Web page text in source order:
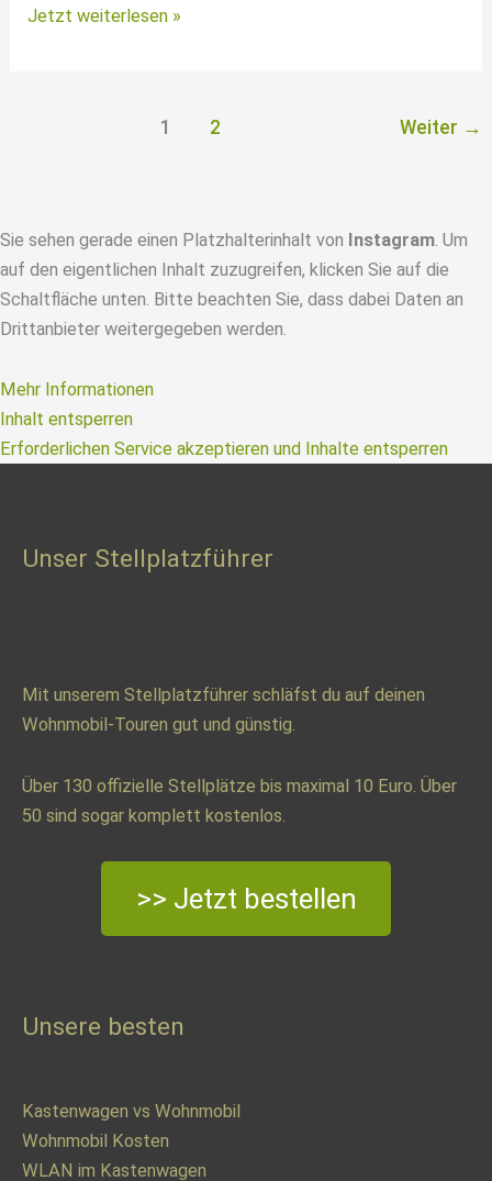
Croozer
Peppa
–
Jokke
–
1074
KM
Test
Jetzt weiterlesen »
1 2 Weiter →
Sie sehen gerade einen Platzhalterinhalt von Instagram . Um
auf den eigentlichen Inhalt zuzugreifen, klicken Sie auf die
Schaltfläche unten. Bitte beachten Sie, dass dabei Daten an
Drittanbieter weitergegeben werden.
Mehr Informationen
Inhalt entsperren
Erforderlichen Service akzeptieren und Inhalte entsperren
Unser Stellplatzführer
Mit unserem Stellplatzführer schläfst du auf deinen
Wohnmobil-Touren gut und günstig.
Über 130 offizielle Stellplätze bis maximal 10 Euro. Über
50 sind sogar komplett kostenlos.
>> Jetzt bestellen
Unsere besten
Kastenwagen vs Wohnmobil
Wohnmobil Kosten
WLAN im Kastenwagen